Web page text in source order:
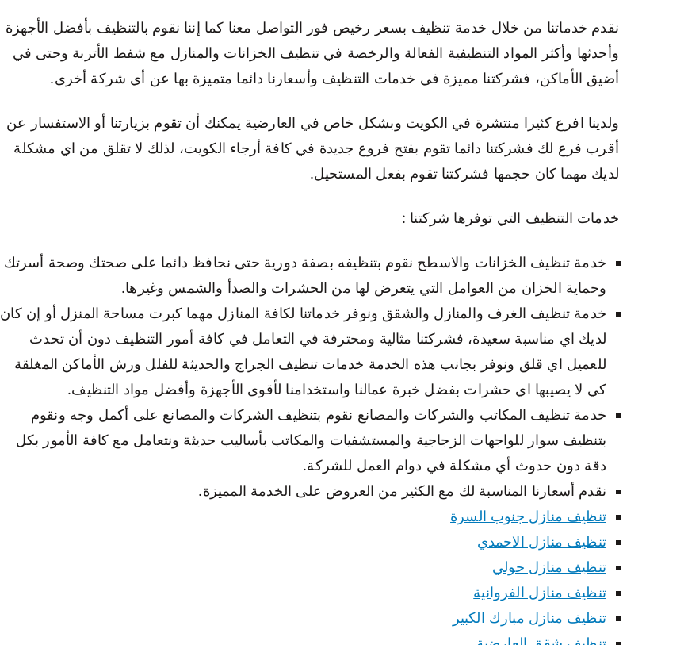
نقدم خدماتنا من خلال خدمة تنظيف بسعر رخيص فور التواصل معنا كما إننا نقوم بالتنظيف بأفضل الأجهزة
وأحدثها وأكثر المواد التنظيفية الفعالة والرخصة في تنظيف الخزانات والمنازل مع شفط الأتربة وحتى في
أضيق الأماكن، فشركتنا مميزة في خدمات التنظيف وأسعارنا دائما متميزة بها عن أي شركة أخرى.
ولدينا افرع كثيرا منتشرة في الكويت وبشكل خاص في العارضية يمكنك أن تقوم بزيارتنا أو الاستفسار عن
أقرب فرع لك فشركتنا دائما تقوم بفتح فروع جديدة في كافة أرجاء الكويت، لذلك لا تقلق من اي مشكلة
لديك مهما كان حجمها فشركتنا تقوم بفعل المستحيل.
خدمات التنظيف التي توفرها شركتنا :
خدمة تنظيف الخزانات والاسطح نقوم بتنظيفه بصفة دورية حتى نحافظ دائما على صحتك وصحة أسرتك
وحماية الخزان من العوامل التي يتعرض لها من الحشرات والصدأ والشمس وغيرها.
خدمة تنظيف الغرف والمنازل والشقق ونوفر خدماتنا لكافة المنازل مهما كبرت مساحة المنزل أو إن كان
لديك اي مناسبة سعيدة، فشركتنا مثالية ومحترفة في التعامل في كافة أمور التنظيف دون أن تحدث
للعميل اي قلق ونوفر بجانب هذه الخدمة خدمات تنظيف الجراج والحديثة للفلل ورش الأماكن المغلقة
كي لا يصيبها اي حشرات بفضل خبرة عمالنا واستخدامنا لأقوى الأجهزة وأفضل مواد التنظيف.
خدمة تنظيف المكاتب والشركات والمصانع نقوم بتنظيف الشركات والمصانع على أكمل وجه ونقوم
بتنظيف سوار للواجهات الزجاجية والمستشفيات والمكاتب بأساليب حديثة ونتعامل مع كافة الأمور بكل
دقة دون حدوث أي مشكلة في دوام العمل للشركة.
نقدم أسعارنا المناسبة لك مع الكثير من العروض على الخدمة المميزة.
تنظيف منازل جنوب السرة
تنظيف منازل الاحمدي
تنظيف منازل حولي
تنظيف منازل الفروانية
تنظيف منازل مبارك الكبير